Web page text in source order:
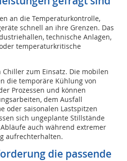
an die Temperaturkontrolle,
schnell an ihre Grenzen. Das
technische Anlagen,
temperaturkritische
zum Einsatz. Die mobilen
die temporäre Kühlung von
Prozessen und können
dem Ausfall
oder saisonalen Lastspitzen
sich ungeplante Stillstände
auch während extremer
aufrechterhalten.
die passende